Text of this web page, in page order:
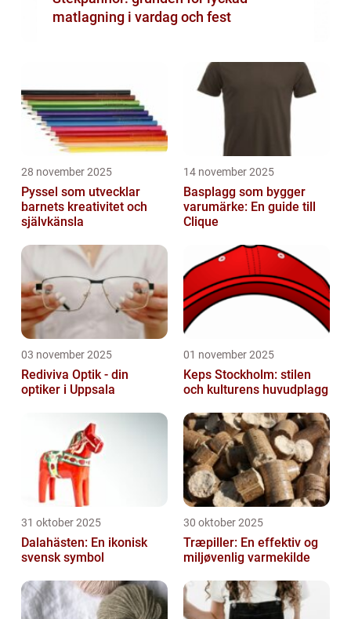
matlagning i vardag och fest
28 november 2025
Pyssel som utvecklar
barnets kreativitet och
självkänsla
14 november 2025
Basplagg som bygger
varumärke: En guide till
Clique
03 november 2025
Rediviva Optik - din
optiker i Uppsala
01 november 2025
Keps Stockholm: stilen
och kulturens huvudplagg
31 oktober 2025
Dalahästen: En ikonisk
svensk symbol
30 oktober 2025
Træpiller: En effektiv og
miljøvenlig varmekilde